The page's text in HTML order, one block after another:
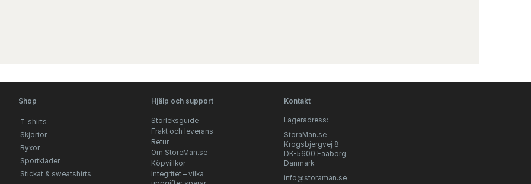
Shop
T-shirts
Skjortor
Byxor
Sportkläder
Stickat & sweatshirts
Hjälp och support
Storleksguide
Frakt och leverans
Retur
Om StoreMan.se
Köpvillkor
Integritet – vilka
Kontakt
Lageradress:
StoraMan.se
Krogsbjergvej 8
DK-5600 Faaborg
Danmark
info@storaman.se